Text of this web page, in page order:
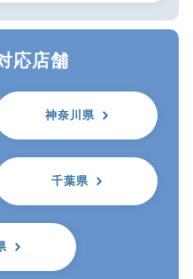
応店舗
神奈川県
千葉県